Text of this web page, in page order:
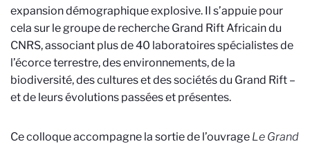
expansion démographique explosive. Il s’appuie pour
cela sur le groupe de recherche Grand Rift Africain du
CNRS, associant plus de 40 laboratoires spécialistes de
l’écorce terrestre, des environnements, de la
biodiversité, des cultures et des sociétés du Grand Rift –
et de leurs évolutions passées et présentes.
Ce colloque accompagne la sortie de l’ouvrage Le Grand